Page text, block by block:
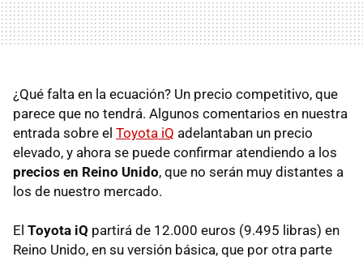
¿Qué falta en la ecuación? Un precio competitivo, que
parece que no tendrá. Algunos comentarios en nuestra
entrada sobre el Toyota iQ adelantaban un precio
elevado, y ahora se puede confirmar atendiendo a los
precios en Reino Unido, que no serán muy distantes a
los de nuestro mercado.
El Toyota iQ partirá de 12.000 euros (9.495 libras) en
Reino Unido, en su versión básica, que por otra parte